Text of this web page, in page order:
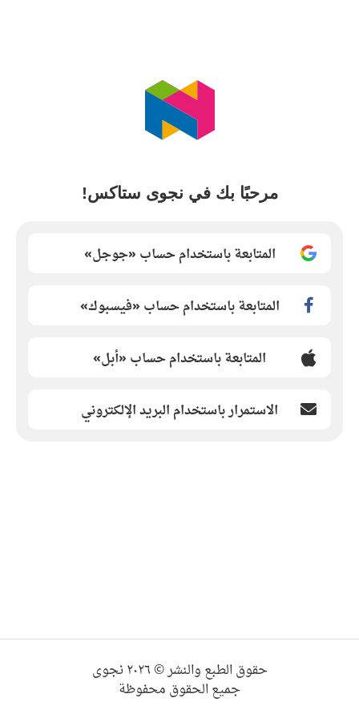
مرحبًا بك في نجوى ستاكس!
المتابعة باستخدام حساب «جوجل»
المتابعة باستخدام حساب «فيسبوك»
المتابعة باستخدام حساب «أبل»
الاستمرار باستخدام البريد الإلكتروني
حقوق الطبع والنشر © ٢٠٢٦ نجوى
جميع الحقوق محفوظة